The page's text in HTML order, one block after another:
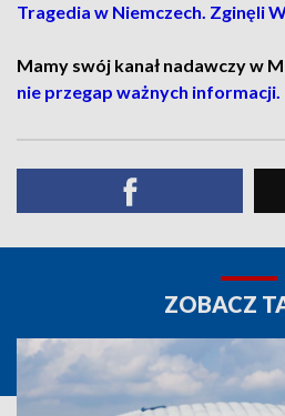
Tragedia w Niemczech. Zginęli
Mamy swój kanał nadawczy w
nie przegap ważnych informacji.
ZOBACZ